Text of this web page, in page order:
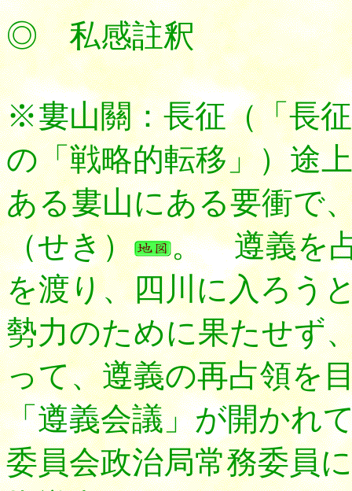
◎ 私感註釈
※婁山關：長征（「長
の「戦略的転移」）途
ある婁山にある要衝で
（せき）
。 遵義を
を渡り、四川に入ろう
勢力のために果たせず
って、遵義の再占領を
「遵義会議」が開かれ
委員会政治局常務委員